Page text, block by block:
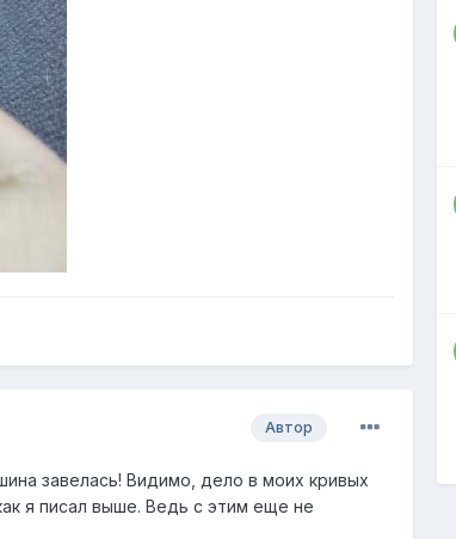
Автор
завелась! Видимо, дело в моих кривых
я писал выше. Ведь с этим еще не